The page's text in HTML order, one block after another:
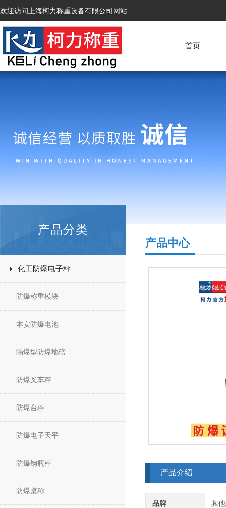
欢迎访问上海柯力称重设备有限公司网站
首页
产品分类
化工防爆电子秤
防爆称重模块
本安防爆电池
隔爆型防爆地磅
防爆叉车秤
防爆台秤
防爆电子天平
防爆钢瓶秤
防爆桌称
产品中心
产品介绍
品牌 其